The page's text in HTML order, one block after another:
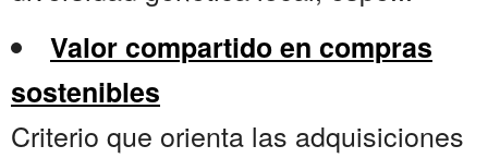
Valor compartido en compras
sostenibles
Criterio que orienta las adquisiciones